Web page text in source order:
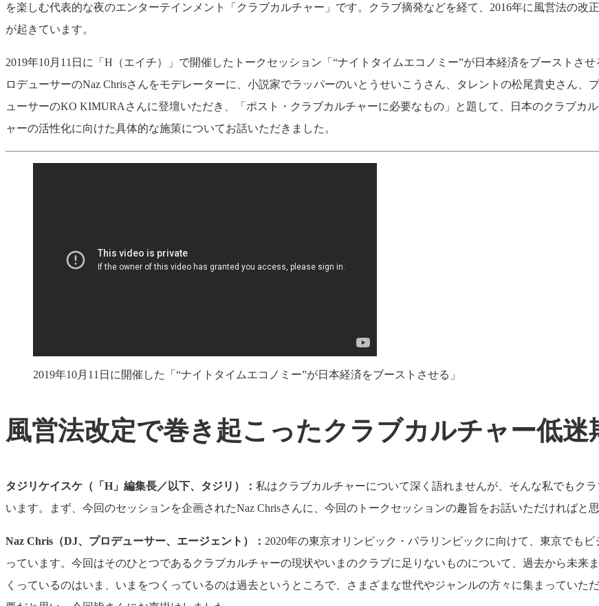
を楽しむ代表的な夜のエンターテインメント「クラブカルチャー」です。クラブ摘発などを経て、2016年に風営法の
が起きています。
2019年10月11日に「H（エイチ）」で開催したトークセッション「“ナイトタイムエコノミー”が日本経済をブーストさ
ロデューサーのNaz Chrisさんをモデレーターに、小説家でラッパーのいとうせいこうさん、タレントの松尾貴史さん、
ューサーのKO KIMURAさんに登壇いただき、「ポスト・クラブカルチャーに必要なもの」と題して、日本のクラブカ
ャーの活性化に向けた具体的な施策についてお話いただきました。
2019年10月11日に開催した「“ナイトタイムエコノミー”が日本経済をブーストさせる」
風営法改定で巻き起こったクラブカルチャー低迷
タジリケイスケ（「H」編集長／以下、タジリ）： 私はクラブカルチャーについて深く語れませんが、そんな私でもク
います。まず、今回のセッションを企画されたNaz Chrisさんに、今回のトークセッションの趣旨をお話いただければと思
Naz Chris （DJ、プロデューサー、エージェント）： 2020年の東京オリンピック・パラリンピックに向けて、東京でも
っています。今回はそのひとつであるクラブカルチャーの現状やいまのクラブに足りないものについて、過去から未来
くっているのはいま、いまをつくっているのは過去というところで、さまざまな世代やジャンルの方々に集まっていた